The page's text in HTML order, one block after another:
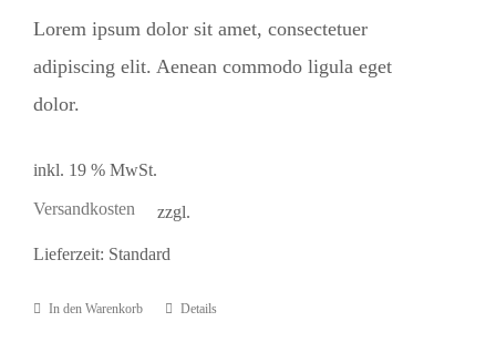
war:
15,00 €
ist:
10,00 €.
Lorem ipsum dolor sit amet, consectetuer
adipiscing elit. Aenean commodo ligula eget
dolor.
inkl. 19 % MwSt.
zzgl.
Versandkosten
Lieferzeit: Standard
In den Warenkorb Details